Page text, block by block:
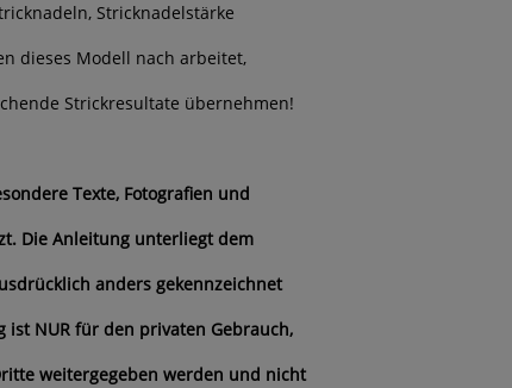
Stricknadelstärke
dieses Modell nach arbeitet,
Strickresultate übernehmen!
Texte, Fotografien und
Die Anleitung unterliegt dem
anders gekennzeichnet
ist NUR für den privaten Gebrauch,
weitergegeben werden und nicht